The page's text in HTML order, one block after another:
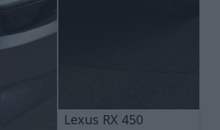
Lexus RX 450